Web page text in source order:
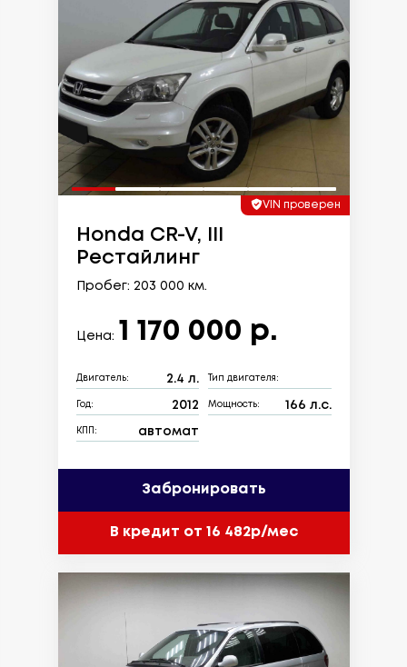
VIN проверен
Honda CR-V, III
Рестайлинг
Пробег: 203 000 км.
Цена: 1 170 000 р.
Двигатель: 2.4 л. Тип двигателя:
Год: 2012 Мощность: 166 л.с.
КПП: автомат
Забронировать
В кредит от 16 482р/мес